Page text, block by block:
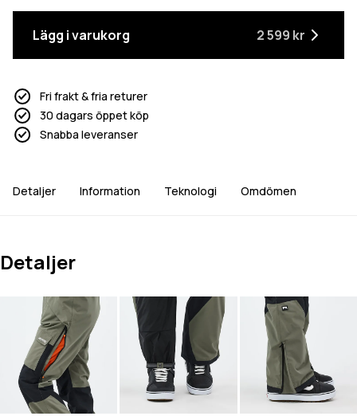
Lägg i varukorg 2 599 kr
Fri frakt & fria returer
30 dagars öppet köp
Snabba leveranser
Detaljer Information Teknologi Omdömen
Detaljer